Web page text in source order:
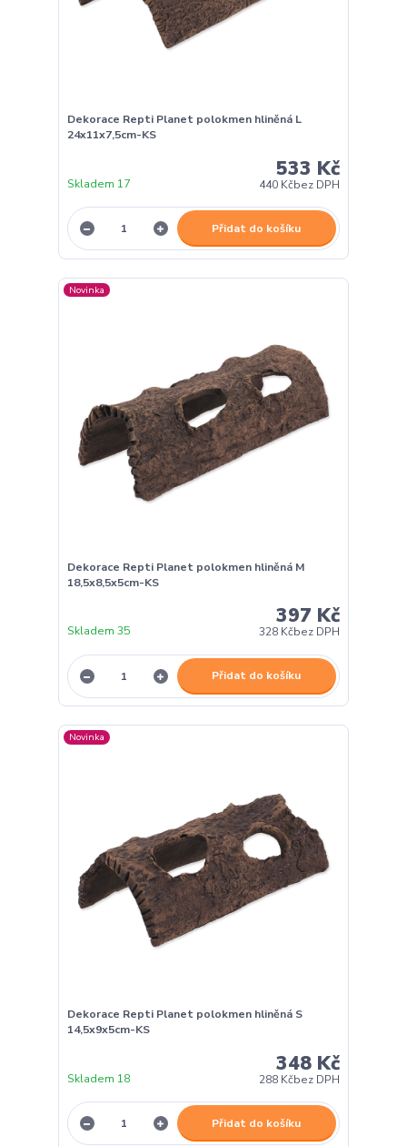
Dekorace Repti Planet polokmen hliněná L
24x11x7,5cm-KS
533 Kč
440 Kčbez DPH
Skladem 17
Přidat do košíku
Novinka
Dekorace Repti Planet polokmen hliněná M
18,5x8,5x5cm-KS
397 Kč
328 Kčbez DPH
Skladem 35
Přidat do košíku
Novinka
Dekorace Repti Planet polokmen hliněná S
14,5x9x5cm-KS
348 Kč
288 Kčbez DPH
Skladem 18
Přidat do košíku